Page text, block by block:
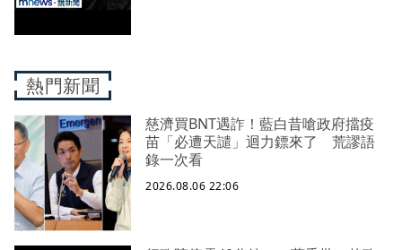
熱門新聞
慈濟買BNT遇詐！藍白昔嗆政府擋疫
苗「必遭天譴」迴力鏢來了 荒謬語
錄一次看
2026.08.06 22:06